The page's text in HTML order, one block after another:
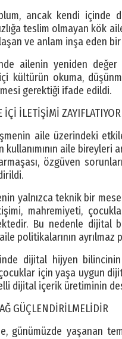
ancak kendi içinde
teslim olmayan kök
ve anlam inşa eden
ailenin yeniden
kültürün okuma,
gerektiği ifade edildi.
İÇİ İLETİŞİMİ ZAYIFLATIYOR
aile üzerindeki
aile bireyleri
özgüven
yalnızca teknik bir
mahremiyeti,
Bu nedenle dijital
politikalarının ayrılmaz
dijital hijyen
çocuklar için yaşa uygun
dijital içerik üretiminin
GÜÇLENDİRİLMELİDİR
günümüzde yaşanan